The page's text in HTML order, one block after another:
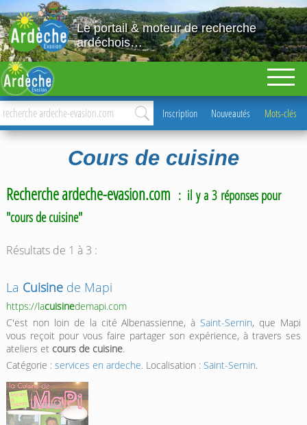
Le portail & moteur de recherche
ardéchois…
Inscription Nouveautés Mots-clés
Cours de cuisine
Recherche ardeche-evasion.com : il y a 3 réponses pour
"cours de cuisine"
Résultats de 1 à 3 :
La Cuisinede Mapi
https://lacuisinedemapi.com
C'est non loin de la cité Albenassienne, àSaint-Sernin, que Mapi
vous reçoit pour vous faire partager son expérience, à travers ses
ateliers et cours de cuisine.
Catégorie : services en ardeche. Localisation : Saint-Sernin.